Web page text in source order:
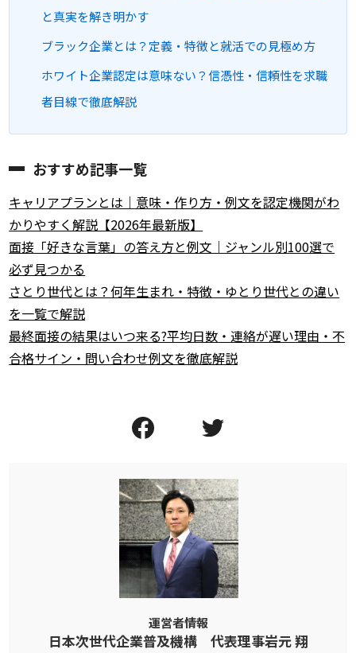
と真実を解き明かす
ブラック企業とは？定義・特徴と就活での見極め方
ホワイト企業認定は意味ない？信憑性・信頼性を求職
者目線で徹底解説
おすすめ記事一覧
キャリアプランとは｜意味・作り方・例文を認定機関がわ
かりやすく解説【2026年最新版】
面接「好きな言葉」の答え方と例文｜ジャンル別100選で
必ず見つかる
さとり世代とは？何年生まれ・特徴・ゆとり世代との違い
を一覧で解説
最終面接の結果はいつ来る?平均日数・連絡が遅い理由・不
合格サイン・問い合わせ例文を徹底解説
運営者情報
日本次世代企業普及機構 代表理事岩元 翔